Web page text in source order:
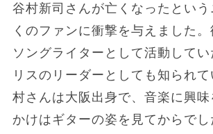
谷村新司さんが亡くなったという
くのファンに衝撃を与えました
ソングライターとして活動して
リスのリーダーとしても知られ
村さんは大阪出身で、音楽に興味
かけはギターの姿を見てからで